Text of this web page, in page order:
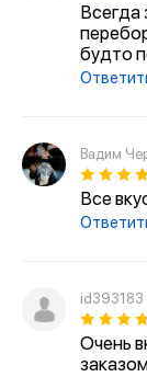
Всегда
будто
Вадим
Все
id393183
Очень